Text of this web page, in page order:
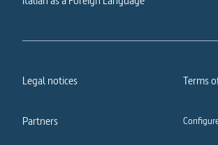
Legal notices Terms
Partners